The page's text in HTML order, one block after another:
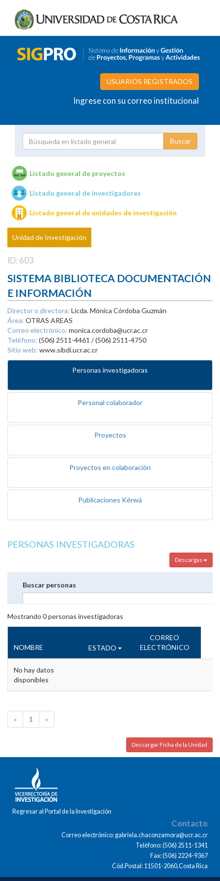
USUARIOS REGISTRADOS
Ingrese con su correo institucional
Unidades de investigación
Listado general de proyectos
Listado general de investigadores
Listado general de unidades de investigación
Unidad de Investigación
ID: 603
SISTEMA BIBLIOTECA DOCUMENTACIÓN
E INFORMACIÓN
Director o directora: Licda. Mónica Córdoba Guzmán
Área: OTRAS AREAS
Correo electrónico: monica.cordoba@ucr.ac.cr
Teléfono: (506) 2511-4461 / (506) 2511-4750
Sitio web: www.sibdi.ucr.ac.cr
Personas investigadoras
Personal colaborador
Proyectos
Proyectos en colaboración
Publicaciones Kérwá
PERSONAS INVESTIGADORAS
Descargas
Buscar personas
Mostrando 0personas investigadoras
NOMBRE ESTADO
CORREO
ELECTRÓNICO
No hay datos
disponibles
« 1 »
Descargar Ficha de la Unidad
Regresar al Portal de la Investigación
Contacto
Correo electrónico: gabriela.chaconzamora@ucr.ac.cr
Teléfono: (506) 2511-1341
Fax: (506) 2224-9367
Cód.Postal: 11501-2060,Costa Rica